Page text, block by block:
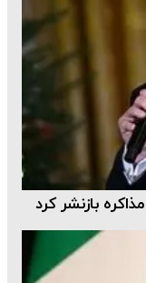
بازنشر کرد